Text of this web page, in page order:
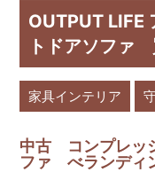
OUTPUT LIFE
トドアソファ
家具インテリア
中古 コンプレッ
ファ べランディ